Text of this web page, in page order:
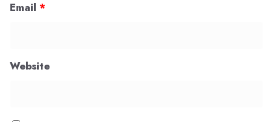
Email *
Website